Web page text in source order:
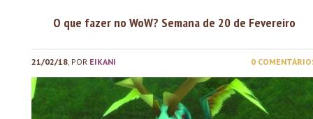
O que fazer no WoW? Semana de 20 de Fevereiro
21/02/18 , POR EIKANI 0